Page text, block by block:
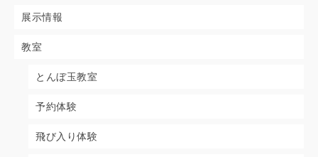
展示情報
教室
とんぼ玉教室
予約体験
飛び入り体験